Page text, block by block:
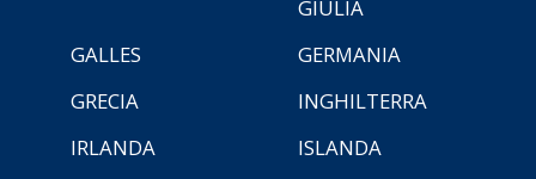
GIULIA
GALLES
GERMANIA
GRECIA
INGHILTERRA
IRLANDA
ISLANDA